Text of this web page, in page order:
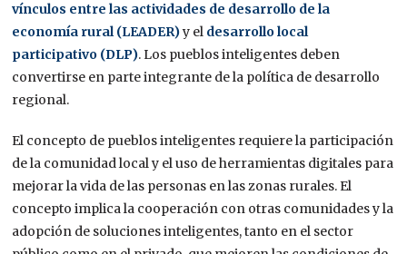
vínculos entre las actividades de desarrollo de la
economía rural (LEADER)y el desarrollo local
participativo (DLP). Los pueblos inteligentes deben
convertirse en parte integrante de la política de desarrollo
regional.
El concepto de pueblos inteligentes requiere la participación
de la comunidad local y el uso de herramientas digitales para
mejorar la vida de las personas en las zonas rurales. El
concepto implica la cooperación con otras comunidades y la
adopción de soluciones inteligentes, tanto en el sector